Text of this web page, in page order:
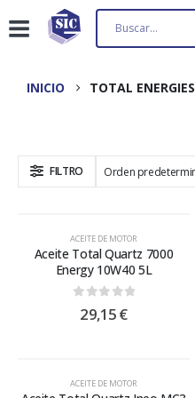
INICIO TOTAL ENERGIES
FILTRO
ACEITE DE MOTOR
Aceite Total Quartz 7000
Energy 10W40 5L
out of 5
29,15€
ACEITE DE MOTOR